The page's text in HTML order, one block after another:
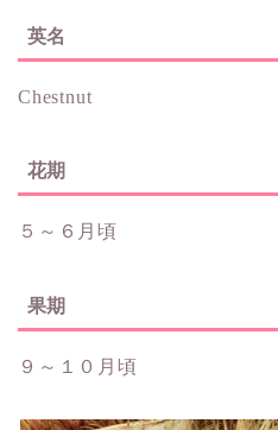
英名
Chestnut
花期
５～６月頃
果期
９～１０月頃